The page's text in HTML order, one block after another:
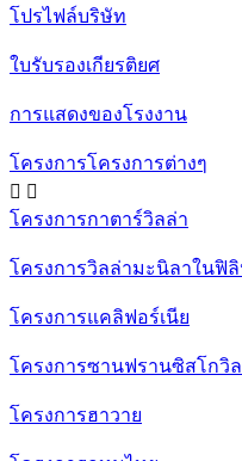
โปรไฟล์บริษัท
ใบรับรองเกียรติยศ
การแสดงของโรงงาน
โครงการโครงการต่างๆ
 
โครงการกาตาร์วิลล่า
โครงการวิลล่ามะนิลาในฟิ
โครงการแคลิฟอร์เนีย
โครงการซานฟรานซิสโกวิ
โครงการฮาวาย